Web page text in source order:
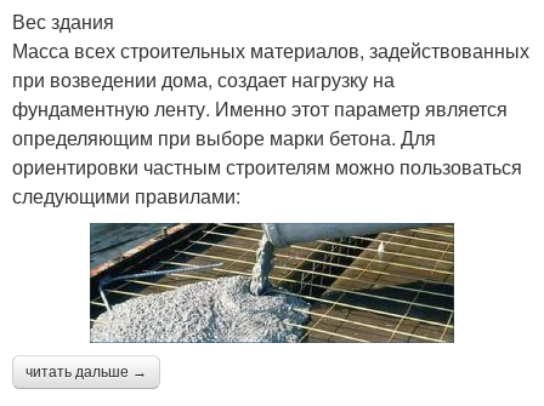
Вес здания
Масса всех строительных материалов, задействованных
при возведении дома, создает нагрузку на
фундаментную ленту. Именно этот параметр является
определяющим при выборе марки бетона. Для
ориентировки частным строителям можно пользоваться
следующими правилами:
читать дальше →